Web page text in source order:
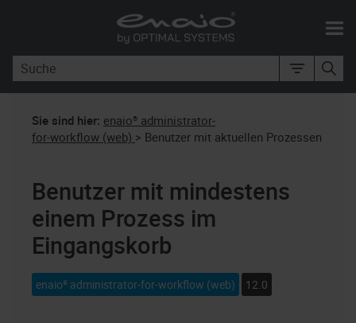
Skip To Main Content
Sie sind hier: enaio® administrator-
for-workflow (web) > Benutzer mit aktuellen Prozessen
Benutzer mit mindestens
einem Prozess im
Eingangskorb
enaio® administrator-for-workflow (web) 12.0